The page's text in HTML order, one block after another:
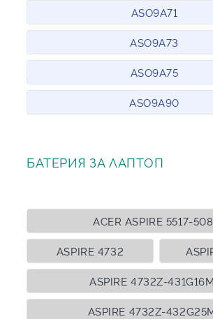
ASO9A71
ASO9A73
ASO9A75
ASO9A90
БАТЕРИЯ ЗА ЛАПТОП
ACER ASPIRE 5517-
ASPIRE 4732
ASPIRE 4732Z-
ASPIRE 4732Z-